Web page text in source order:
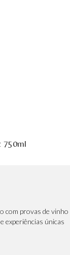
750ml
com provas de vinho
experiências únicas